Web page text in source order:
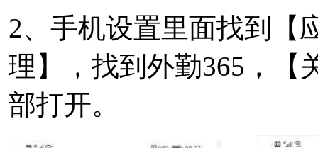
2、手机设置里面找到【
理】，找到外勤365，【
部打开。